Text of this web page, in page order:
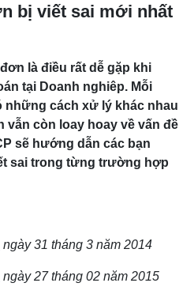
bị viết sai mới nhất
là điều rất dễ gặp khi
tại Doanh nghiêp. Mỗi
những cách xử lý khác nhau
vẫn còn loay hoay về vấn đề
sẽ hướng dẫn các bạn
sai trong từng trường hợp
ngày 31 tháng 3 năm 2014
ngày 27 tháng 02 năm 2015